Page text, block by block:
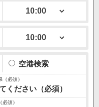
空港検索
ください（必須）